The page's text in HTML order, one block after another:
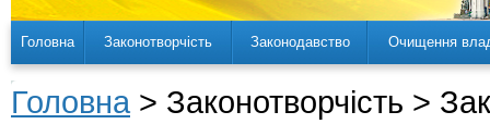
Головна Законотворчість Законодавство Очищення
Головна > Законотворчість >